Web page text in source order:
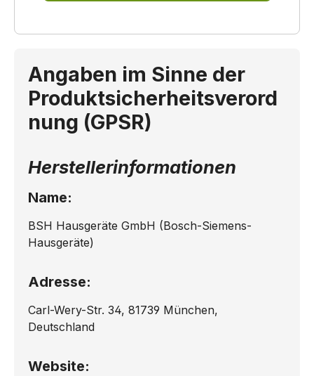
Angaben im Sinne der
Produktsicherheitsverord
nung (GPSR)
Herstellerinformationen
Name:
BSH Hausgeräte GmbH (Bosch-Siemens-
Hausgeräte)
Adresse:
Carl-Wery-Str. 34, 81739 München,
Deutschland
Website: